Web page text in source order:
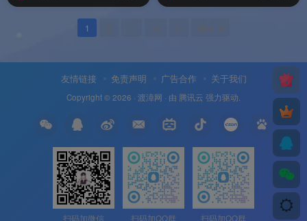
1 2 14 跳转
友情链接 免责声明 广告合作 关于我们
Copyright © 2026 · 渡漳网 · 由 腾讯云 强力驱动.
扫码加微信 扫码加QQ群 扫码加QQ群